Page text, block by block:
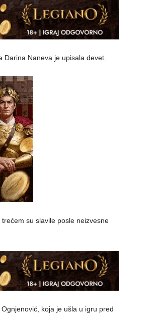
Naneva je upisala devet.
su slavile posle neizvesne
koja je ušla u igru pred